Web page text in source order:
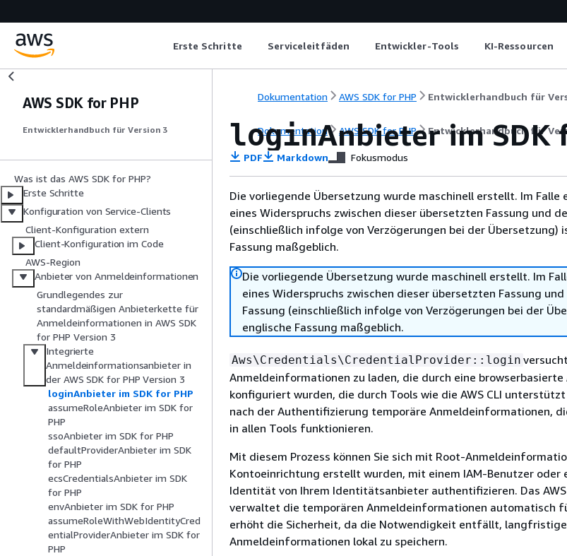
Erste Schritte Serviceleitfäden Entwickler-Tools KI-Ressourcen
AWS SDK for PHP
Entwicklerhandbuch für Version 3
Was ist das AWS SDK for PHP?
Erste Schritte
Konfiguration von Service-Clients
Client-Konfiguration extern
Client-Konfiguration im Code
AWS-Region
Anbieter von Anmeldeinformationen
Grundlegendes zur
standardmäßigen Anbieterkette für
Anmeldeinformationen in AWS SDK
for PHP Version 3
Integrierte
Anmeldeinformationsanbieter in
der AWS SDK for PHP Version 3
loginAnbieter im SDK for PHP
assumeRoleAnbieter im SDK for
PHP
ssoAnbieter im SDK for PHP
defaultProviderAnbieter im SDK
for PHP
ecsCredentialsAnbieter im SDK
for PHP
envAnbieter im SDK for PHP
assumeRoleWithWebIdentityCred
entialProviderAnbieter im SDK for
PHP
Dokumentation AWS SDK for PHP Entwicklerhandbuch für
Dokumentation AWS SDK for PHP Entwicklerhandbuch für
loginAnbieter im SDK
PDF Markdown Fokusmodus
Die vorliegende Übersetzung wurde maschinell erstellt. Im Falle
eines Widerspruchs zwischen dieser übersetzten Fassung und
(einschließlich infolge von Verzögerungen bei der Übersetzung)
Fassung maßgeblich.
Die vorliegende Übersetzung wurde maschinell erstellt. Im
eines Widerspruchs zwischen dieser übersetzten Fassung
Fassung (einschließlich infolge von Verzögerungen bei der
englische Fassung maßgeblich.
Aws\Credentials\CredentialProvider::login
Anmeldeinformationen zu laden, die durch eine
konfiguriert wurden, die durch Tools wie die AWS CLI
nach der Authentifizierung temporäre Anmeldeinformationen,
in allen Tools funktionieren.
Mit diesem Prozess können Sie sich mit Root-
Kontoeinrichtung erstellt wurden, mit einem IAM-Benutzer oder
Identität von Ihrem Identitätsanbieter authentifizieren. Das AWS
verwaltet die temporären Anmeldeinformationen automatisch
erhöht die Sicherheit, da die Notwendigkeit entfällt, langfristige
Anmeldeinformationen lokal zu speichern.